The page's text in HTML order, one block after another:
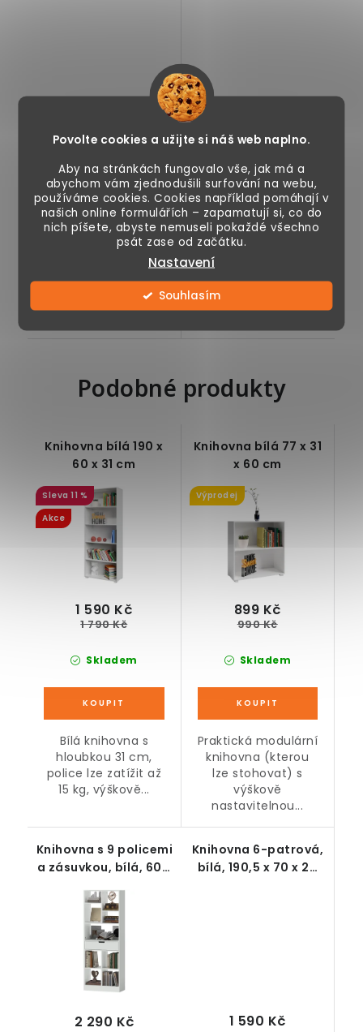
Povolte cookies a užijte si náš web naplno.
Aby na stránkách fungovalo vše, jak má a
abychom vám zjednodušili surfování na webu,
používáme cookies. Cookies například pomáhají v
našich online formulářích – zapamatují si, co do
nich píšete, abyste nemuseli pokaždé všechno
psát zase od začátku.
Nastavení
Souhlasím
Skladem
Stojací lampa s
světlem a 3
policemi, nožní
Momentálně
nedostupné
prosklenými dvířky,
trojúhelníkový
Podobné produkty
Knihovna bílá 190 x
60 x 31 cm
11 %
Akce
Skladem
1 590 Kč
1 790 Kč
Bílá knihovna s
hloubkou 31 cm,
police lze zatížit až
15 kg, výškově...
Knihovna bílá 77 x 31
x 60 cm
Výprodej
Skladem
899 Kč
990 Kč
Praktická modulární
knihovna (kterou
lze stohovat) s
výškově
nastavitelnou...
Knihovna s 9 policemi
a zásuvkou, bílá, 60 x
2 290 Kč
Knihovna 6-patrová,
bílá, 190,5 x 70 x 24
1 590 Kč